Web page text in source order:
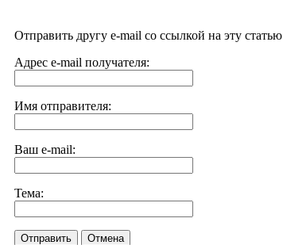
Отправить другу e-mail со ссылкой на эту статью
Адрес e-mail получателя:
Имя отправителя:
Ваш e-mail:
Тема:
Отправить Отмена